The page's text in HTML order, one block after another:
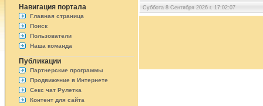
Навигация портала
Главная страница
Поиск
Пользователи
Наша команда
Публикации
Партнерские программы
Продвижение в Интернете
Секс чат Рулетка
Контент для сайта
Суббота 8 Сентября 2026 г. 17:02:08